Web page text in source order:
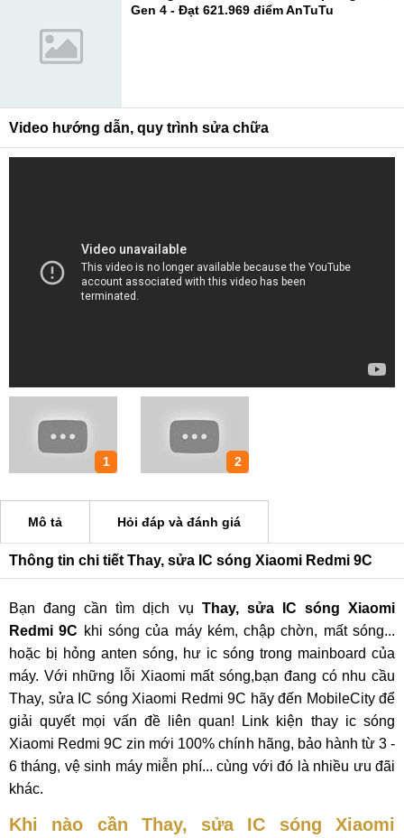
Gen 4 - Đạt 621.969 điểm AnTuTu
Video hướng dẫn, quy trình sửa chữa
1 2
Mô tả Hỏi đáp và đánh giá
Thông tin chi tiết Thay, sửa IC sóng Xiaomi Redmi 9C
Bạn đang cần tìm dịch vụ Thay, sửa IC sóng Xiaomi
Redmi 9C khi sóng của máy kém, chập chờn, mất sóng...
hoặc bị hỏng anten sóng, hư ic sóng trong mainboard của
máy. Với những lỗi Xiaomi mất sóng,bạn đang có nhu cầu
Thay, sửa IC sóng Xiaomi Redmi 9C hãy đến MobileCity để
giải quyết mọi vấn đề liên quan! Link kiện thay ic sóng
Xiaomi Redmi 9C zin mới 100% chính hãng, bảo hành từ 3 -
6 tháng, vệ sinh máy miễn phí... cùng với đó là nhiều ưu đãi
khác.
Khi nào cần Thay, sửa IC sóng Xiaomi